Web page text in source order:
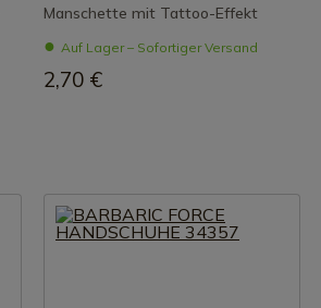
Manschette mit Tattoo-Effekt
Auf Lager – Sofortiger Versand
2,70 €